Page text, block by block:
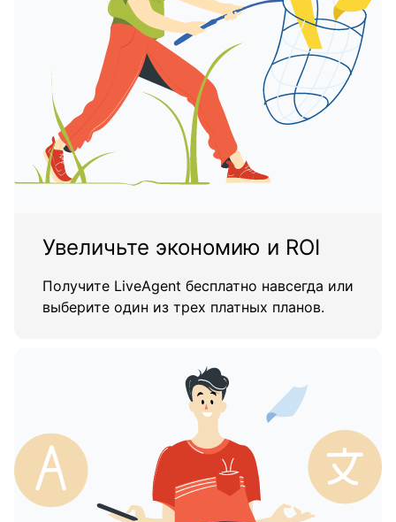
Увеличьте экономию и ROI
Получите LiveAgent бесплатно навсегда или
выберите один из трех платных планов.